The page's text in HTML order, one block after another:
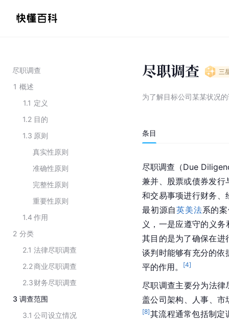
尽职调查
1 概述
1.1 定义
1.2 目的
1.3 原则
真实性原则
准确性原则
完整性原则
重要性原则
1.4 作用
2 分类
2.1 法律尽职调查
2.2商业尽职调查
2.3财务尽职调查
3 调查范围
3.1 公司设立情况
尽职调查 三
为了解目标公司某某状况
条目
尽职调查（Due
兼并、股票或债券发行
和交易事项进行财务、
最初源自英美法系的
义，一是应遵守的义
其目的是为了确保在进
谈判时能够有充分的依
平的作用。
[4]
尽职调查主要分为法
盖公司架构、人事、
[8]其流程通常包括制定